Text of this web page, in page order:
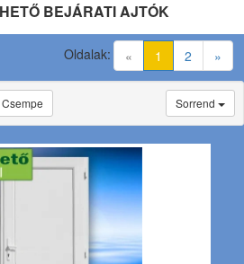
BEJÁRATI AJTÓK
« 1 (current)
2 »
Oldalak:
Sorrend
Csempe